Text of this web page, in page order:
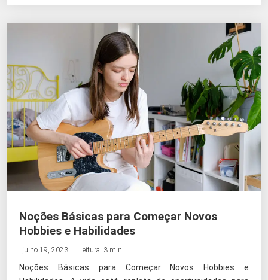
Noções Básicas para Começar Novos
Hobbies e Habilidades
julho 19, 2023 Leitura: 3 min
Noções Básicas para Começar Novos Hobbies e